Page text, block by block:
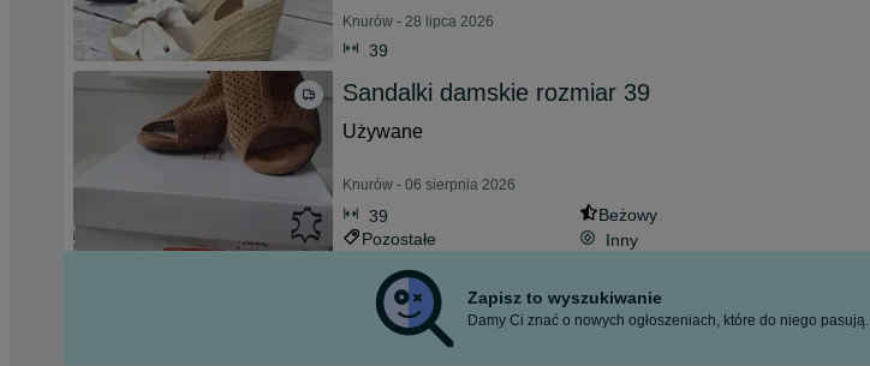
Knurów - 28 lipca 2026
39
Sandalki damskie rozmiar 39
Używane
Knurów - 06 sierpnia 2026
39
Beżowy
Pozostałe
Inny
Zapisz to wyszukiwanie
Damy Ci znać o nowych ogłoszeniach, które do niego pasują.